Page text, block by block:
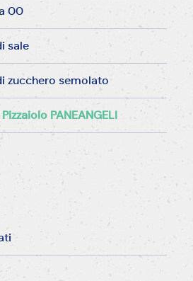
00
sale
zucchero semolato
PANEANGELI